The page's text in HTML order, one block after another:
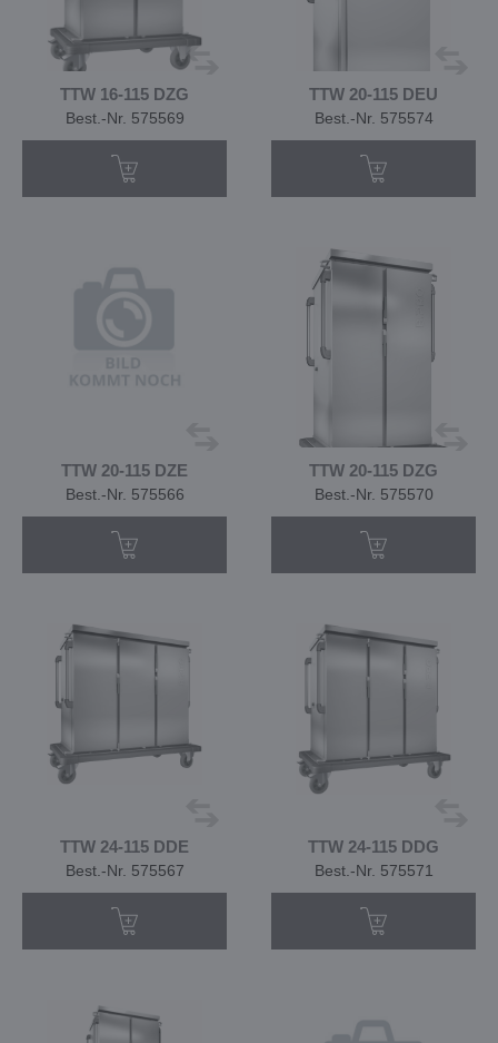
TTW 16-115 DZG
Best.-Nr. 575569
TTW 20-115 DEU
Best.-Nr. 575574
TTW 20-115 DZE
Best.-Nr. 575566
TTW 20-115 DZG
Best.-Nr. 575570
TTW 24-115 DDE
Best.-Nr. 575567
TTW 24-115 DDG
Best.-Nr. 575571